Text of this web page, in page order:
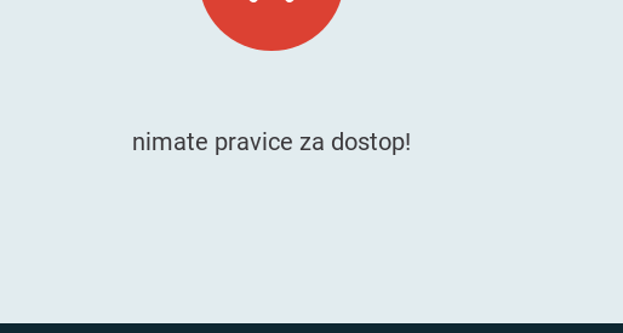
nimate pravice za dostop!